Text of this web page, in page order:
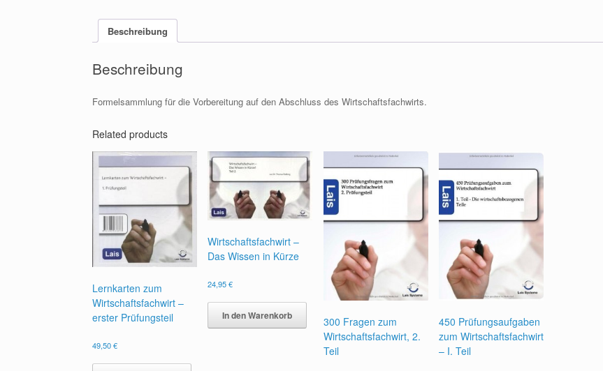
Beschreibung
Beschreibung
Formelsammlung für die Vorbereitung auf den Abschluss des Wirtschaftsfachwirts.
Related products
Lernkarten zum
Wirtschaftsfachwirt –
erster Prüfungsteil
49,50€
Wirtschaftsfachwirt –
Das Wissen in Kürze
24,95€
In den Warenkorb
300 Fragen zum
Wirtschaftsfachwirt, 2.
Teil
450 Prüfungsaufgaben
zum Wirtschaftsfachwirt
– I. Teil